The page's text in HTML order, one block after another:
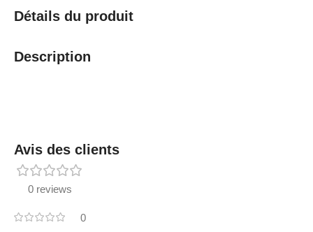
Détails du produit
Description
Avis des clients
0 reviews
0